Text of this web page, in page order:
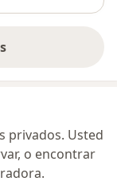
privados. Usted
o encontrar